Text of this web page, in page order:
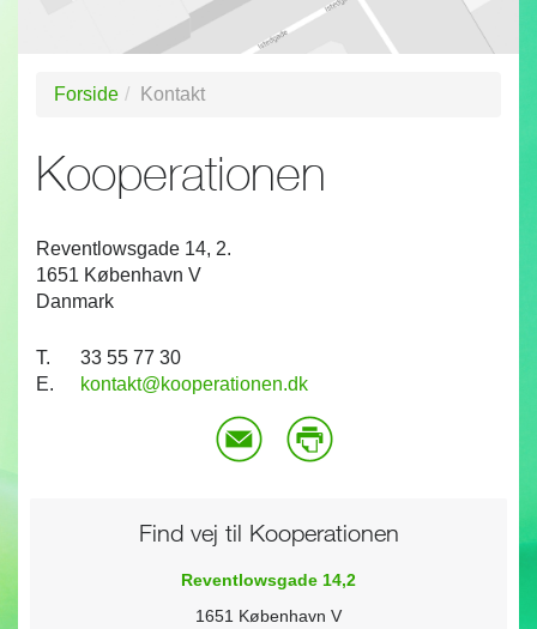
Forside Kontakt
Kooperationen
Reventlowsgade 14, 2.
1651 København V
Danmark
T.
33 55 77 30
E.
kontakt@kooperationen.dk
Find vej til Kooperationen
Reventlowsgade 14,2
1651 København V